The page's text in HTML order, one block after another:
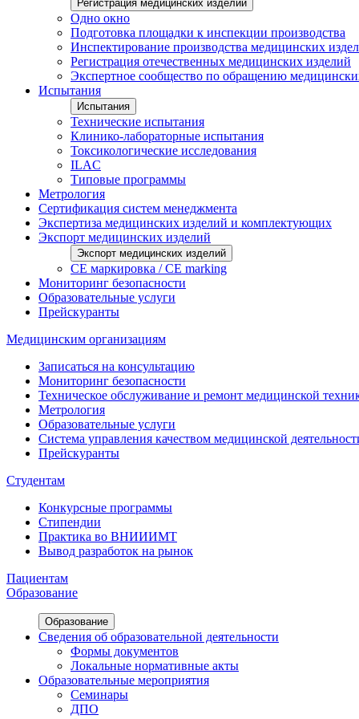
Регистрация медицинских изделий
Одно окно
Подготовка площадки к инспекции производства
Инспектирование производства медицинских
Регистрация отечественных медицинских изделий
Экспертное сообщество по обращению
Испытания
Испытания
Технические испытания
Клинико-лабораторные испытания
Токсикологические исследования
ILAС
Типовые программы
Метрология
Сертификация систем менеджмента
Экспертиза медицинских изделий и комплектующих
Экспорт медицинских изделий
Экспорт медицинских изделий
CE маркировка / CE marking
Мониторинг безопасности
Образовательные услуги
Прейскуранты
Медицинским организациям
Записаться на консультацию
Мониторинг безопасности
Техническое обслуживание и ремонт медицинской
Метрология
Образовательные услуги
Система управления качеством медицинской
Прейскуранты
Студентам
Конкурсные программы
Стипендии
Практика во ВНИИИМТ
Вывод разработок на рынок
Пациентам
Образование
Образование
Сведения об образовательной деятельности
Формы документов
Локальные нормативные акты
Образовательные мероприятия
Семинары
ДПО